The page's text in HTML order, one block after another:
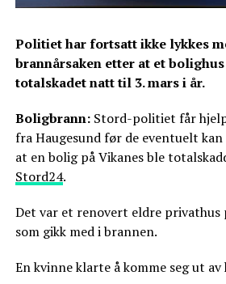
Politiet har fortsatt ikke lykkes
brannårsaken etter at et bolighus
totalskadet natt til 3. mars i år.
Boligbrann:Stord-politiet får
fra Haugesund før de eventuelt
at en bolig på Vikanes ble
Stord24.
Det var et renovert eldre privathus
som gikk med i brannen.
En kvinne klarte å komme seg ut av